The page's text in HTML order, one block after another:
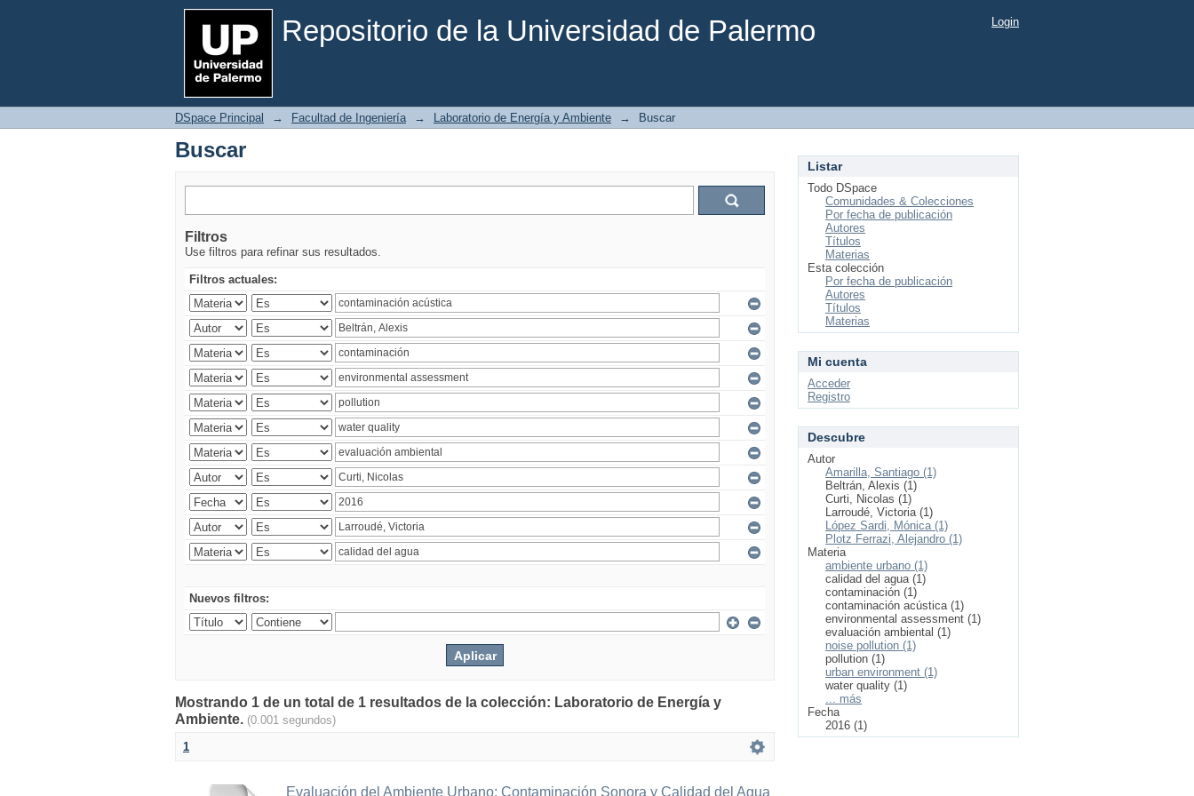
Repositorio de la Universidad de Palermo
Buscar Login
DSpace Principal → Facultad de Ingeniería → Laboratorio de Energía y Ambiente → Buscar
Buscar
Filtros
Use filtros para refinar sus resultados.
Filtros actuales:
Nuevos filtros:
Mostrando 1 de un total de 1 resultados de la colección: Laboratorio de Energía y
Ambiente. (0.001 segundos)
1
Evaluación del Ambiente Urbano: Contaminación Sonora y Calidad del Agua
Listar
Todo DSpace
Comunidades & Colecciones
Por fecha de publicación
Autores
Títulos
Materias
Esta colección
Por fecha de publicación
Autores
Títulos
Materias
Mi cuenta
Acceder
Registro
Descubre
Autor
Amarilla, Santiago (1)
Beltrán, Alexis (1)
Curti, Nicolas (1)
Larroudé, Victoria (1)
López Sardi, Mónica (1)
Plotz Ferrazi, Alejandro (1)
Materia
ambiente urbano (1)
calidad del agua (1)
contaminación (1)
contaminación acústica (1)
environmental assessment (1)
evaluación ambiental (1)
noise pollution (1)
pollution (1)
urban environment (1)
water quality (1)
... más
Fecha
2016 (1)